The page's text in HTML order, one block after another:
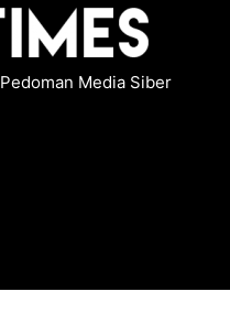
Pedoman Media Siber